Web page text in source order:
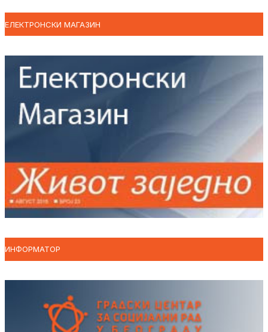
ЕЛЕКТРОНСКИ МАГАЗИН
ИНФОРМАТОР